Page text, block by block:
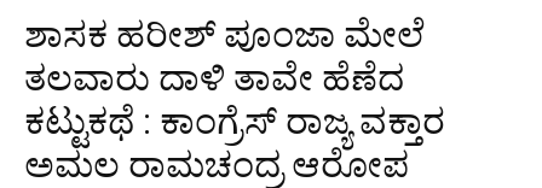
ಶಾಸಕ ಹರೀಶ್ ಪೂಂಜಾ ಮೇಲೆ
ತಲವಾರು ದಾಳಿ ತಾವೇ ಹೆಣೆದ
ಕಟ್ಟುಕಥೆ : ಕಾಂಗ್ರೆಸ್ ರಾಜ್ಯ ವಕ್ತಾರ
ಅಮಲ ರಾಮಚಂದ್ರ ಆರೋಪ